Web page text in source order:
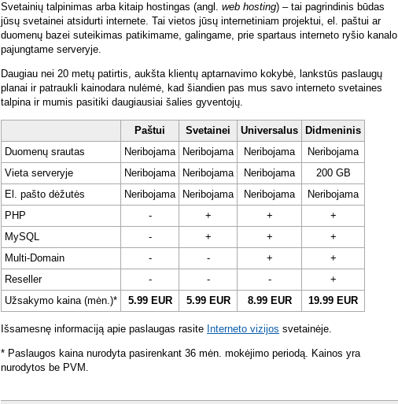
Svetainių talpinimas arba kitaip hostingas (angl. web hosting) – tai pagrindinis būdas
jūsų svetainei atsidurti internete. Tai vietos jūsų internetiniam projektui, el. paštui ar
duomenų bazei suteikimas patikimame, galingame, prie spartaus interneto ryšio kanalo
pajungtame serveryje.
Daugiau nei 20 metų patirtis, aukšta klientų aptarnavimo kokybė, lankstūs paslaugų
planai ir patraukli kainodara nulėmė, kad šiandien pas mus savo interneto svetaines
talpina ir mumis pasitiki daugiausiai šalies gyventojų.
Paštui Svetainei Universalus
Didmeninis
Duomenų srautas
Neribojama Neribojama Neribojama
Neribojama
Vieta serveryje
Neribojama Neribojama Neribojama
200 GB
El. pašto dėžutės
Neribojama Neribojama Neribojama
Neribojama
PHP
- + +
+
MySQL
- + +
+
Multi-Domain
- - +
+
Reseller
- - -
+
Užsakymo kaina (mėn.)*
5.99 EUR 5.99 EUR 8.99 EUR 19.99 EUR
Išsamesnę informaciją apie paslaugas rasite Interneto vizijos svetainėje.
* Paslaugos kaina nurodyta pasirenkant 36 mėn. mokėjimo periodą. Kainos yra
nurodytos be PVM.